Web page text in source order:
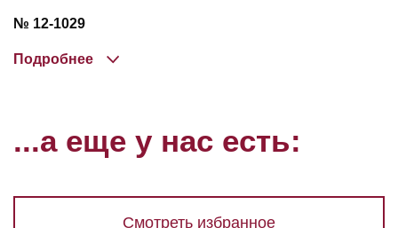
№ 12-1029
Подробнее
...а еще у нас есть:
Смотреть избранное